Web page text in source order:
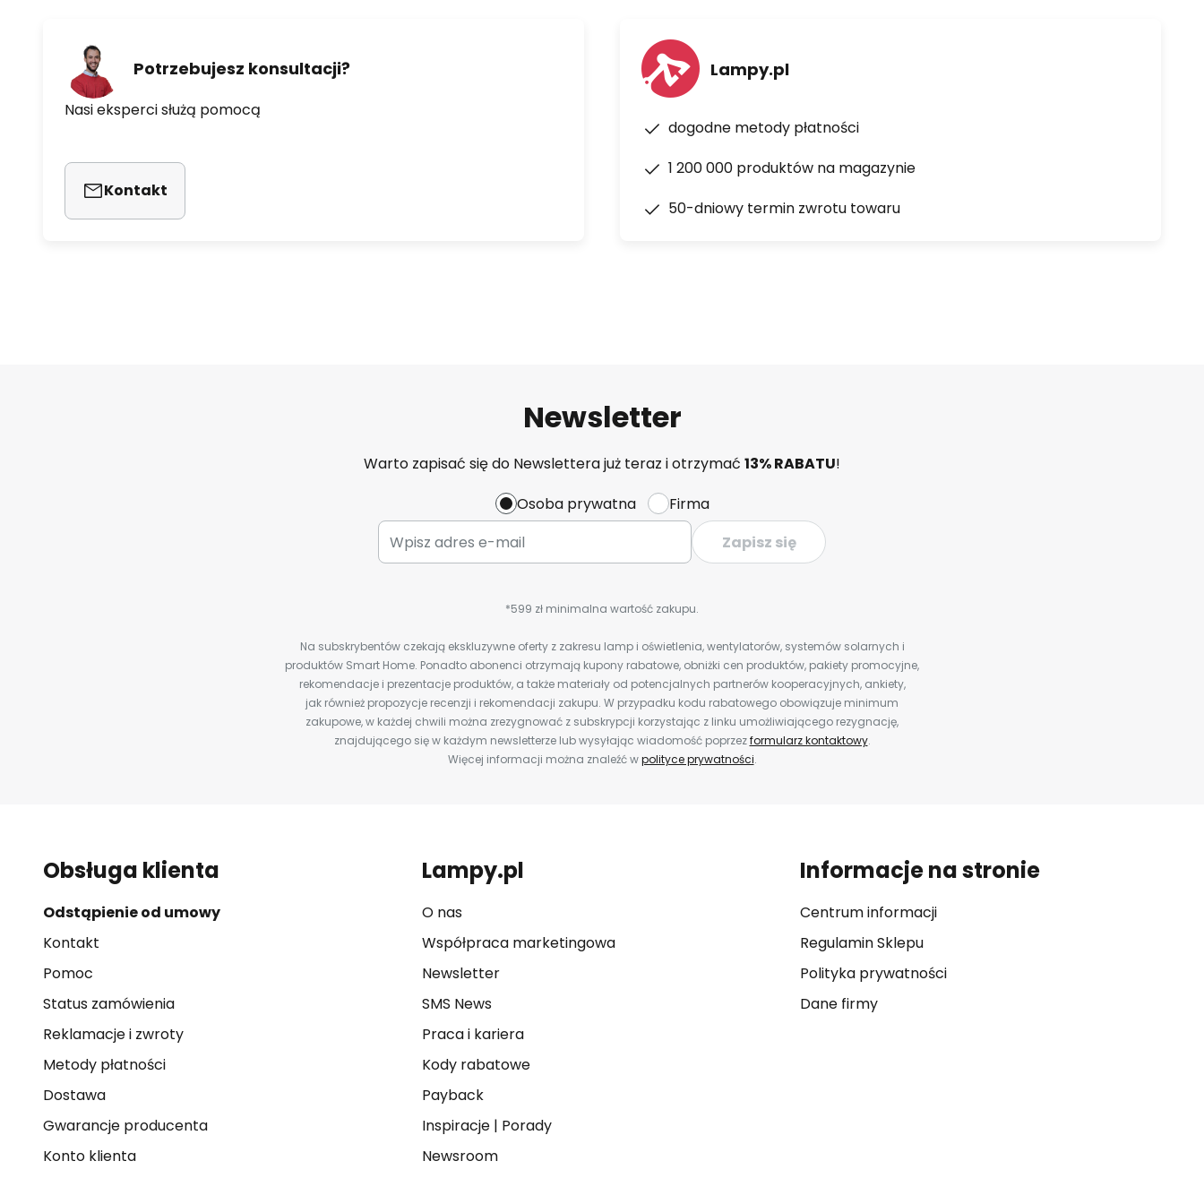
Potrzebujesz konsultacji?
Nasi eksperci służą pomocą
Kontakt
Lampy.pl
dogodne metody płatności
1 200 000 produktów na magazynie
50-dniowy termin zwrotu towaru
Newsletter
Warto zapisać się do Newslettera już teraz i otrzymać 13% RABATU!
Osoba prywatna
Firma
Zapisz się
*599 zł minimalna wartość zakupu.
Na subskrybentów czekają ekskluzywne oferty z zakresu lamp i oświetlenia, wentylatorów, systemów solarnych i
produktów Smart Home. Ponadto abonenci otrzymają kupony rabatowe, obniżki cen produktów, pakiety promocyjne,
rekomendacje i prezentacje produktów, a także materiały od potencjalnych partnerów kooperacyjnych, ankiety,
jak również propozycje recenzji i rekomendacji zakupu. W przypadku kodu rabatowego obowiązuje minimum
zakupowe, w każdej chwili można zrezygnować z subskrypcji korzystając z linku umożliwiającego rezygnację,
znajdującego się w każdym newsletterze lub wysyłając wiadomość poprzezformularz kontaktowy.
Więcej informacji można znaleźć wpolityce prywatności.
Obsługa klienta
Odstąpienie od umowy
Kontakt
Pomoc
Status zamówienia
Reklamacje i zwroty
Metody płatności
Dostawa
Gwarancje producenta
Konto klienta
Lampy.pl
O nas
Współpraca marketingowa
Newsletter
SMS News
Praca i kariera
Kody rabatowe
Payback
Inspiracje| Porady
Newsroom
Informacje na stronie
Centrum informacji
Regulamin Sklepu
Polityka prywatności
Dane firmy